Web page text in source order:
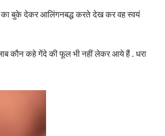
का बुके देकर आलिंगनबद्ध करते देख कर वह स्वयं
कौन कहे गेंदे की फूल भी नहीं लेकर आये हैं . धरा